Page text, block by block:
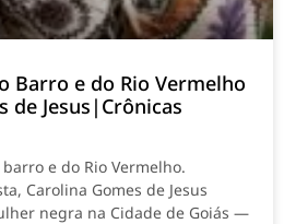
Barro e do Rio Vermelho
de Jesus|Crônicas
e do Rio Vermelho.
Carolina Gomes de Jesus
negra na Cidade de Goiás —